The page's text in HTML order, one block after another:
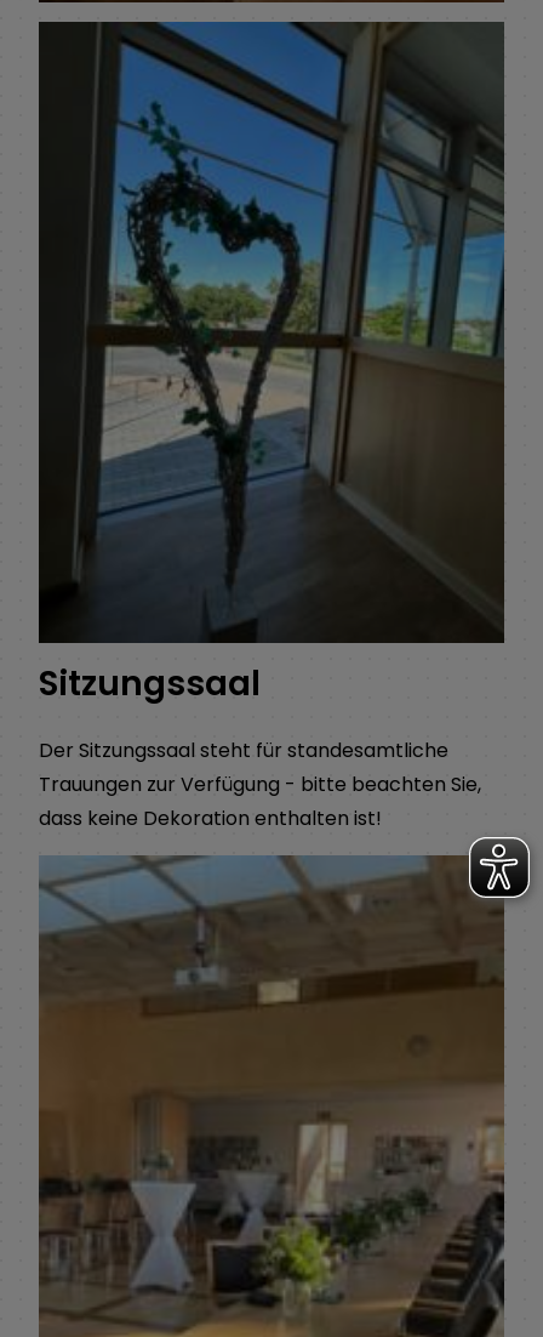
Sitzungssaal
Der Sitzungssaal steht für standesamtliche
Trauungen zur Verfügung - bitte beachten Sie,
dass keine Dekoration enthalten ist!